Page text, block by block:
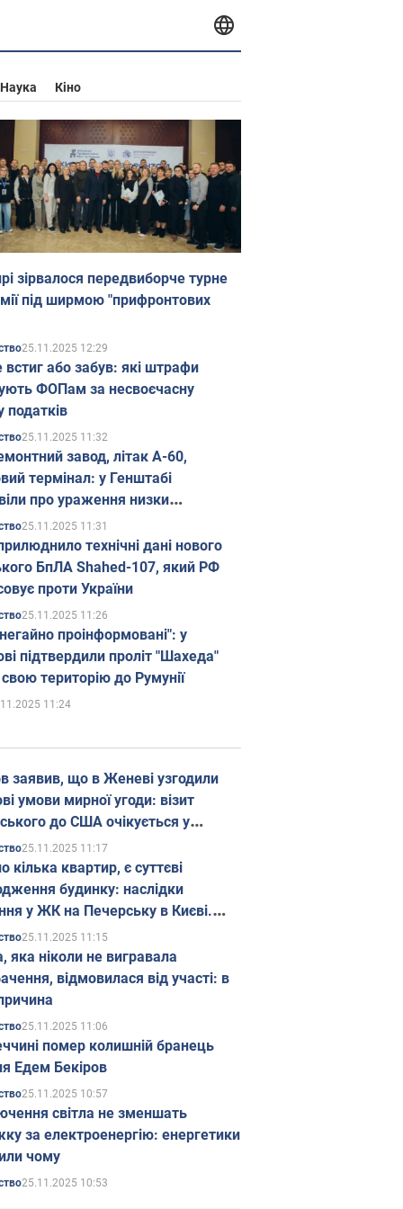
Наука Кіно
зірвалося передвиборче турне
під ширмою "прифронтових
25.11.2025 12:29
встиг або забув: які штрафи
ФОПам за несвоєчасну
податків
25.11.2025 11:32
завод, літак А-60,
термінал: у Генштабі
про ураження низки
об'єктів Росії
25.11.2025 11:31
технічні дані нового
БпЛА Shahed-107, який РФ
проти України
25.11.2025 11:26
проінформовані": у
підтвердили проліт "Шахеда"
територію до Румунії
11:24
заявив, що в Женеві узгодили
умови мирної угоди: візит
до США очікується у
25.11.2025 11:17
кілька квартир, є суттєві
будинку: наслідки
у ЖК на Печерську в Києві.
25.11.2025 11:15
яка ніколи не вигравала
відмовилася від участі: в
25.11.2025 11:06
помер колишній бранець
Едем Бекіров
25.11.2025 10:57
світла не зменшать
за електроенергію: енергетики
чому
25.11.2025 10:53